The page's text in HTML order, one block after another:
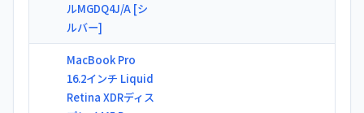
ルMGDQ4J/A [シ
ルバー]
MacBook Pro
16.2インチ Liquid
Retina XDRディス